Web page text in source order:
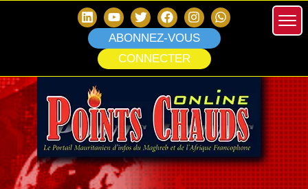
ABONNEZ-VOUS
CONNECTER